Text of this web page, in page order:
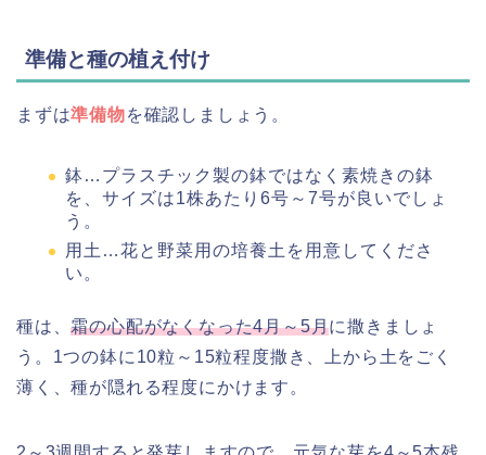
準備と種の植え付け
まずは準備物を確認しましょう。
鉢…プラスチック製の鉢ではなく素焼きの鉢
を、サイズは1株あたり6号～7号が良いでしょ
う。
用土…花と野菜用の培養土を用意してくださ
い。
種は、霜の心配がなくなった4月～5月に撒きましょ
う。1つの鉢に10粒～15粒程度撒き、上から土をごく
薄く、種が隠れる程度にかけます。